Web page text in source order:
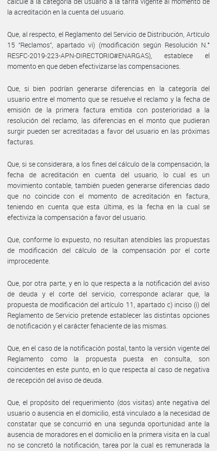
la acreditación en la cuenta del usuario.
Que, al respecto, el Reglamento del Servicio de Distribución, Artículo
15 “Reclamos”, apartado vi) (modificación según Resolución N.°
RESFC-2019-223-APN-DIRECTORIO#ENARGAS), establece el
momento en que deben efectivizarse las compensaciones.
Que, si bien podrían generarse diferencias en la categoría del
usuario entre el momento que se resuelve el reclamo y la fecha de
emisión de la primera factura emitida con posterioridad a la
resolución del reclamo, las diferencias en el monto que pudieran
surgir pueden ser acreditadas a favor del usuario en las próximas
facturas.
Que, si se considerara, a los fines del cálculo de la compensación, la
fecha de acreditación en cuenta del usuario, lo cual es un
movimiento contable, también pueden generarse diferencias dado
que no coincide con el momento de acreditación en factura,
teniendo en cuenta que esta última, es la fecha en la cual se
efectiviza la compensación a favor del usuario.
Que, conforme lo expuesto, no resultan atendibles las propuestas
de modificación del cálculo de la compensación por el corte
improcedente.
Que, por otra parte, y en lo que respecta a la notificación del aviso
de deuda y el corte del servicio, corresponde aclarar que, la
propuesta de modificación del artículo 11, apartado c) inciso (i) del
Reglamento de Servicio pretende establecer las distintas opciones
de notificación y el carácter fehaciente de las mismas.
Que, en el caso de la notificación postal, tanto la versión vigente del
Reglamento como la propuesta puesta en consulta, son
coincidentes en este punto, en lo que respecta al caso de negativa
de recepción del aviso de deuda.
Que, el propósito del requerimiento (dos visitas) ante negativa del
usuario o ausencia en el domicilio, está vinculado a la necesidad de
constatar que se concurrió en una segunda oportunidad ante la
ausencia de moradores en el domicilio en la primera visita en la cual
no se concretó la notificación, tarea por la cual es remunerada la